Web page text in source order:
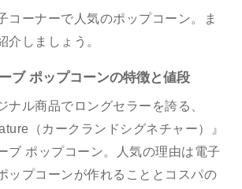
コーナーで人気のポップコーン。ま
介しましょう。
ブ ポップコーンの特徴と値段
ナル商品でロングセラーを誇る、
（カークランドシグネチャー）』
ブ ポップコーン。人気の理由は電子
ップコーンが作れることとコスパの